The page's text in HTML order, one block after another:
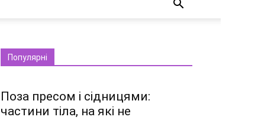
Популярні
Поза пресом і сідницями:
частини тіла, на які не